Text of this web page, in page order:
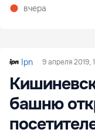
вчера
Ipn 9 апреля 2019,
башню